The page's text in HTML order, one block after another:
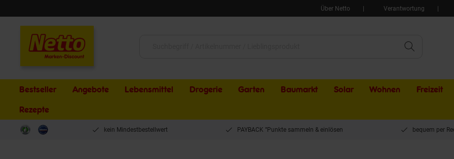
Über Netto Verantwortung
Bestseller Angebote Lebensmittel Drogerie Garten Baumarkt Solar Wohnen
Freizeit
Rezepte
kein Mindestbestellwert PAYBACK °Punkte sammeln & einlösen bequem per